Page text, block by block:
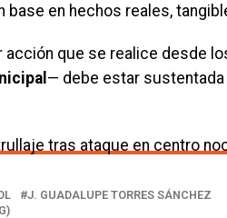
en hechos reales,
acción que se realice desde
— debe estar sustentada
tras ataque en centro
J. GUADALUPE TORRES SÁNCHEZ